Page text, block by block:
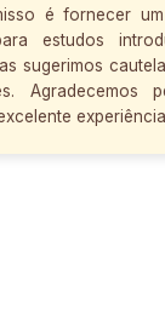
é fornecer
estudos
sugerimos
Agradecemos